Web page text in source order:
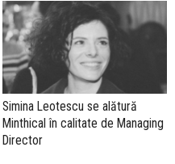
Simina Leotescu se alătură
Minthical în calitate de Managing
Director